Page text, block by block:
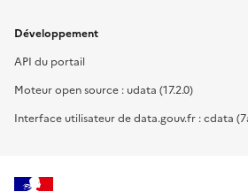
Développement
API du portail
Moteur open source : udata (17.2.0)
Interface utilisateur de data.gouv.fr : cdata